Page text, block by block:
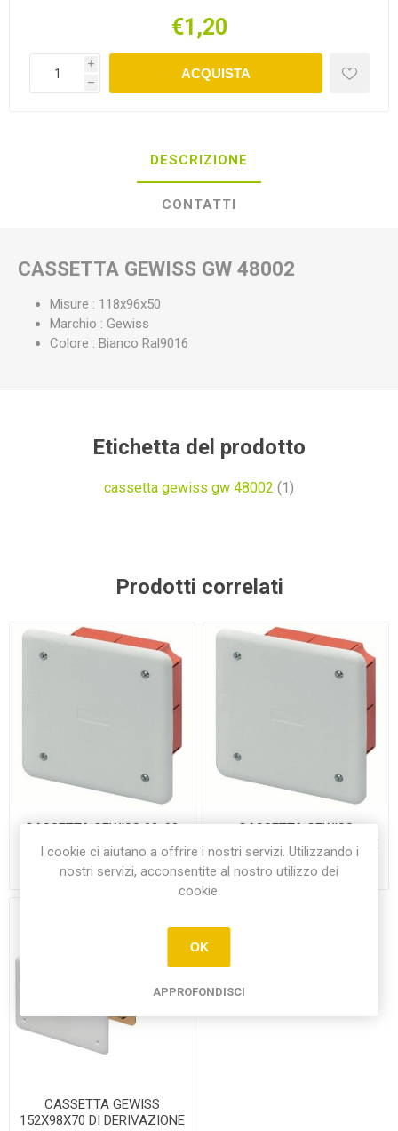
€1,20
i
h
ACQUISTA
DESCRIZIONE
CONTATTI
CASSETTA GEWISS GW 48002
Misure : 118x96x50
Marchio : Gewiss
Colore : Bianco Ral9016
Etichetta del prodotto
cassetta gewiss gw 48002 (1)
Prodotti correlati
CASSETTA GEWISS 92x92
DI DERIVAZIONE E
CONNESSIONE PER PARETI
IN MURATURA
€0,85
CASSETTA GEWISS
118X96X70 DI DERIVAZIONE
E CONNESSIONE
€1,40
CASSETTA GEWISS
152X98X70 DI DERIVAZIONE
I cookie ci aiutano a offrire i nostri servizi. Utilizzando i
nostri servizi, acconsentite al nostro utilizzo dei
cookie.
OK
APPROFONDISCI